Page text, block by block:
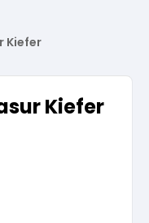
Kiefer
Kiefer